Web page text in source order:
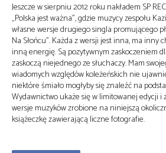
Jeszcze w sierpniu 2012 roku nakładem SP
„Polska jest ważna”, gdzie muzycy zespołu
własne wersje drugiego singla promującego
Na Słońcu”. Każda z wersji jest inna, ma inny
inną energię. Są pozytywnym zaskoczeniem
zaskoczą niejednego ze słuchaczy. Mam
wiadomych względów koleżeńskich nie
niektóre śmiało mogłyby się znaleźć na
Wydawnictwo ukaże się w limitowanej edycji i
wersje muzyków zrobione na niniejszą
książeczkę zawierającą liczne fotografie.